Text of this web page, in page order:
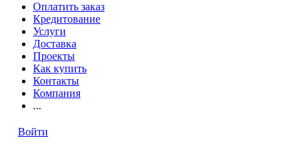
Оплатить заказ
Кредитование
Услуги
Доставка
Проекты
Как купить
Контакты
Компания
...
Войти